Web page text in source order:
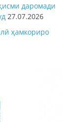
даромади
27.07.2026
ҳамкориро